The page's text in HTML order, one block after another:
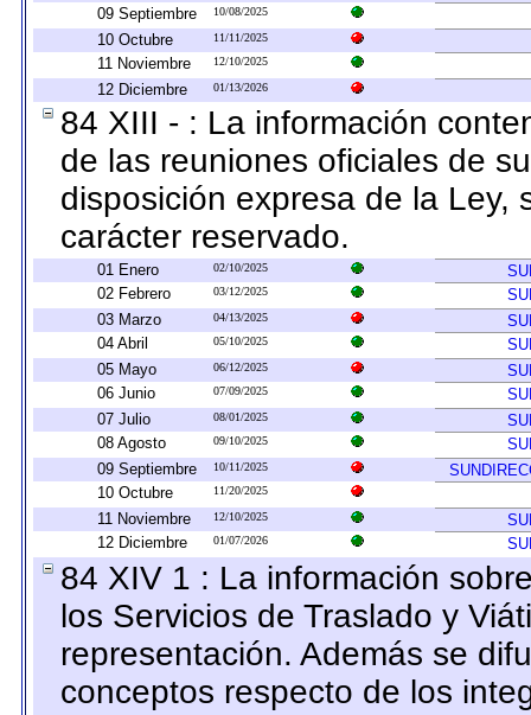
09 Septiembre 10/08/2025
10 Octubre 11/11/2025
11 Noviembre 12/10/2025
12 Diciembre 01/13/2026
84 XIII - : La información
de las reuniones oficiales de
disposición expresa de la Ley,
carácter reservado.
01 Enero 02/10/2025
02 Febrero
03/12/2025
03 Marzo
04/13/2025
04 Abril
05/10/2025
05 Mayo
06/12/2025
06 Junio
07/09/2025
07 Julio
08/01/2025
08 Agosto
09/10/2025
09 Septiembre
10/11/2025
10 Octubre
11/20/2025
11 Noviembre 12/10/2025
12 Diciembre
01/07/2026
84 XIV 1 : La información
los Servicios de Traslado y
representación. Además se
conceptos respecto de los